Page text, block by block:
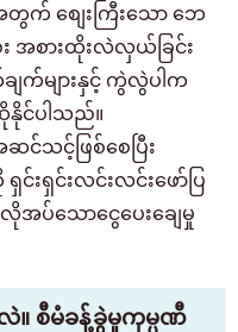
တွက် စျေးကြီးသော ဘေ
အစားထိုးလဲလှယ်ခြင်း
က်များနှင့် ကွဲလွဲပါက
နိုင်ပါသည်။
သင့်ဖြစ်စေပြီး
းရှင်းလင်းလင်းဖော်ပြ
လိုအပ်သောငွေပေးချေမှု
စီမံခန့်ခွဲမှုကုမ္ပဏီ